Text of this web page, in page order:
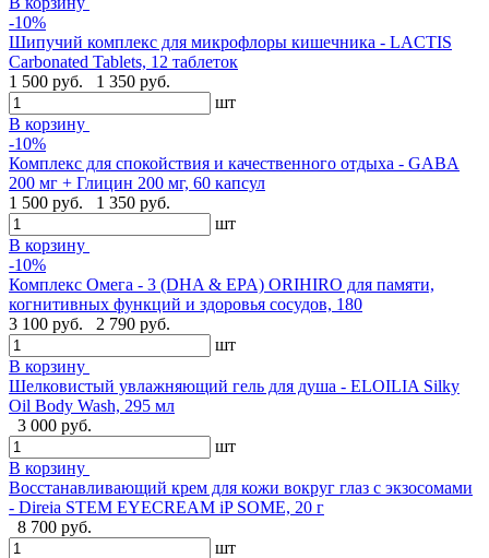
-10%
Шипучий комплекс для микрофлоры кишечника - LACTIS
Carbonated Tablets, 12 таблеток
1 500 руб.
1 350 руб.
шт
В корзину
-10%
Комплекс для спокойствия и качественного отдыха - GABA
200 мг + Глицин 200 мг, 60 капсул
1 500 руб.
1 350 руб.
шт
В корзину
-10%
Комплекс Омега - 3 (DHA & EPA) ORIHIRO для памяти,
когнитивных функций и здоровья сосудов, 180
3 100 руб.
2 790 руб.
шт
В корзину
Шелковистый увлажняющий гель для душа - ELOILIA Silky
Oil Body Wash, 295 мл
3 000 руб.
шт
В корзину
Восстанавливающий крем для кожи вокруг глаз с экзосомами
- Direia STEM EYECREAM iP SOME, 20 г
8 700 руб.
шт